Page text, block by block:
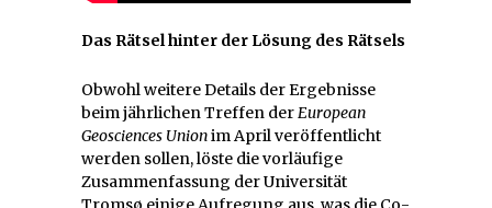
Das Rätsel hinter der Lösung des Rätsels
Obwohl weitere Details der Ergebnisse
beim jährlichen Treffen der European
Geosciences Unionim April veröffentlicht
werden sollen, löste die vorläufige
Zusammenfassung der Universität